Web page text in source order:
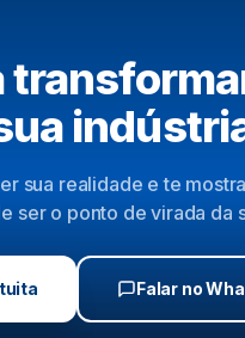
sua realidade e te
ser o ponto de virada da
Falar no